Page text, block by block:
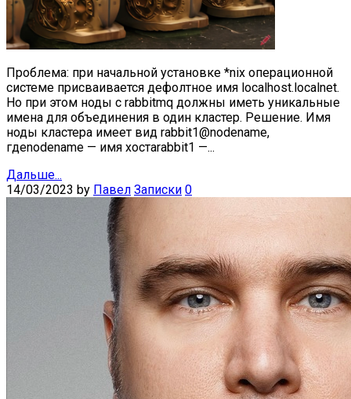
Проблема: при начальной установке *nix операционной
системе присваивается дефолтное имя localhost.localnet.
Но при этом ноды с rabbitmq должны иметь уникальные
имена для объединения в один кластер. Решение. Имя
ноды кластера имеет вид rabbit1@nodename,
гдеnodename — имя хостаrabbit1 —...
Дальше...
14/03/2023 by Павел Записки 0